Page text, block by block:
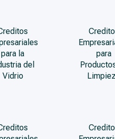
para la
del
Vidrio
para